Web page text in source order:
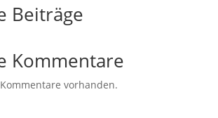
Beiträge
Kommentare
vorhanden.